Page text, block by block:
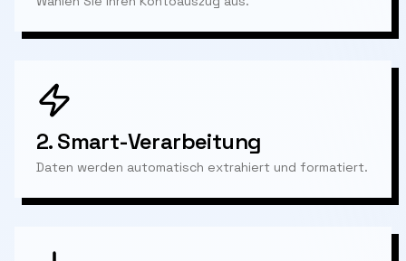
2.Smart-Verarbeitung
Daten werden automatisch extrahiert und formatiert.